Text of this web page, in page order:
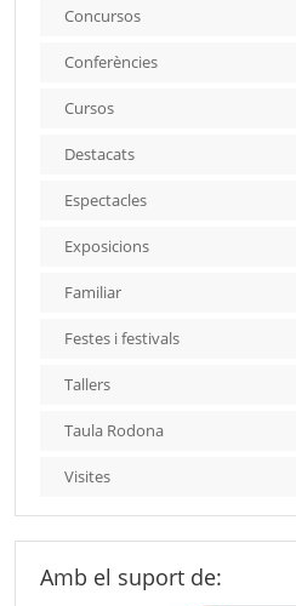
Concursos
Conferències
Cursos
Destacats
Espectacles
Exposicions
Familiar
Festes i festivals
Tallers
Taula Rodona
Visites
Amb el suport de: